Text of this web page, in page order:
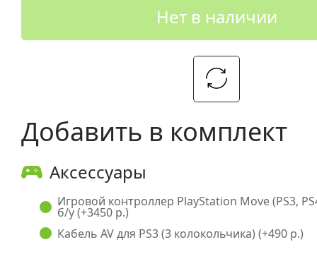
Нет в наличии
Добавить в комплект
Аксессуары
Игровой контроллер PlayStation Move (PS3,
б/у (+3450 р.)
Кабель AV для PS3 (3 колокольчика) (+490 р.)